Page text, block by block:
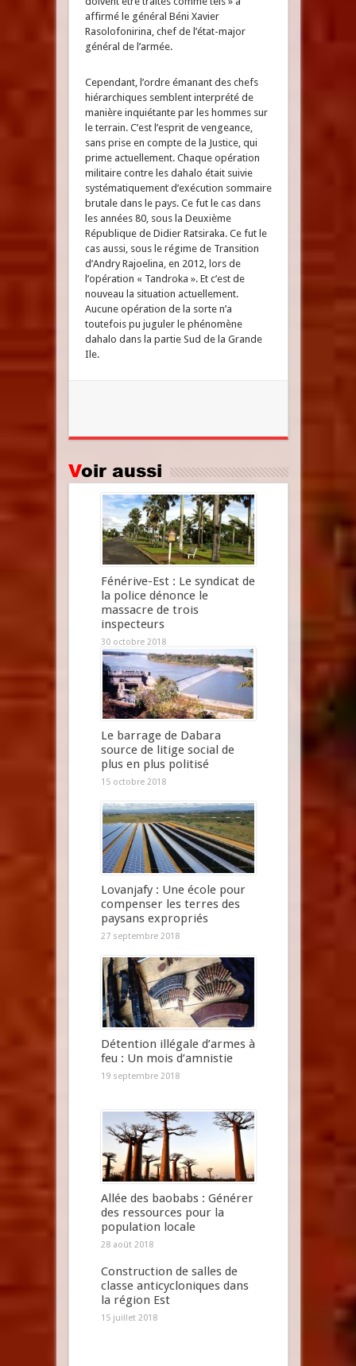
affirmé le général Béni Xavier
Rasolofonirina, chef de l’état-major
général de l’armée.
Cependant, l’ordre émanant des chefs
hiérarchiques semblent interprété de
manière inquiétante par les hommes sur
le terrain. C’est l’esprit de vengeance,
sans prise en compte de la Justice, qui
prime actuellement. Chaque opération
militaire contre les dahalo était suivie
systématiquement d’exécution sommaire
brutale dans le pays. Ce fut le cas dans
les années 80, sous la Deuxième
République de Didier Ratsiraka. Ce fut le
cas aussi, sous le régime de Transition
d’Andry Rajoelina, en 2012, lors de
l’opération « Tandroka ». Et c’est de
nouveau la situation actuellement.
Aucune opération de la sorte n’a
toutefois pu juguler le phénomène
dahalo dans la partie Sud de la Grande
Ile.
Voir aussi
Fénérive-Est : Le syndicat de
la police dénonce le
massacre de trois
inspecteurs
30 octobre 2018
Le barrage de Dabara
source de litige social de
plus en plus politisé
15 octobre 2018
Lovanjafy : Une école pour
compenser les terres des
paysans expropriés
27 septembre 2018
Détention illégale d’armes à
feu : Un mois d’amnistie
19 septembre 2018
Allée des baobabs : Générer
des ressources pour la
population locale
28 août 2018
Construction de salles de
classe anticycloniques dans
la région Est
15 juillet 2018